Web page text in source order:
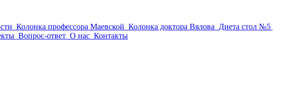
Колонка профессора Маевской Колонка доктора Вялова Диета стол №5
Вопрос-ответ О нас Контакты